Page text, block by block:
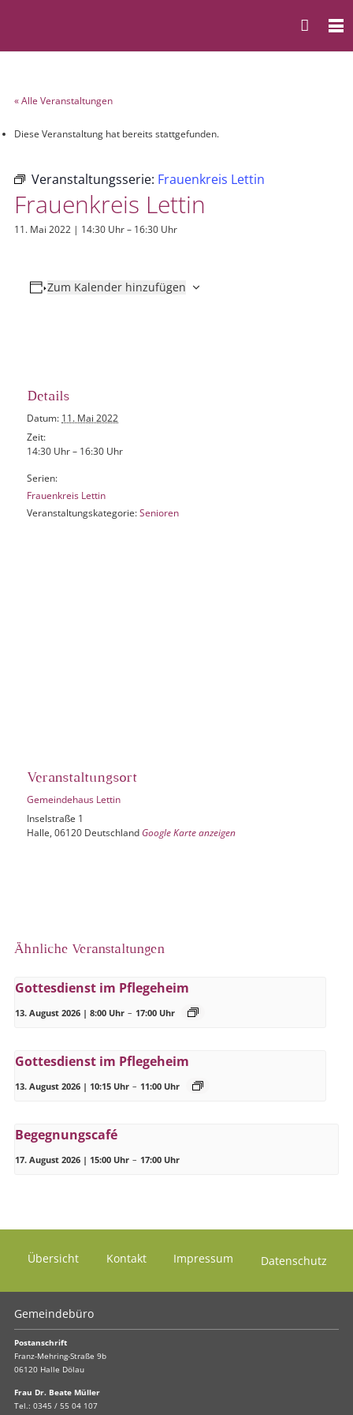
« Alle Veranstaltungen
Diese Veranstaltung hat bereits stattgefunden.
Veranstaltungsserie: Frauenkreis Lettin
Frauenkreis Lettin
11. Mai 2022 | 14:30 Uhr– 16:30 Uhr
Zum Kalender hinzufügen
Details
Datum: 11. Mai 2022
Zeit:
14:30 Uhr – 16:30 Uhr
Serien:
Frauenkreis Lettin
Veranstaltungskategorie: Senioren
Veranstaltungsort
Gemeindehaus Lettin
Inselstraße 1
Halle, 06120 Deutschland Google Karte anzeigen
Ähnliche Veranstaltungen
Gottesdienst im Pflegeheim
13. August 2026 | 8:00 Uhr – 17:00 Uhr
Gottesdienst im Pflegeheim
13. August 2026 | 10:15 Uhr – 11:00 Uhr
Begegnungscafé
17. August 2026 | 15:00 Uhr – 17:00 Uhr
Übersicht Kontakt Impressum Datenschutz
Gemeindebüro
Postanschrift
Franz-Mehring-Straße 9b
06120 Halle Dölau
Frau Dr. Beate Müller
Tel.: 0345 / 55 04 107